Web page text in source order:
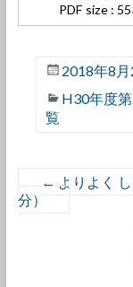
PDF size :
2018年8月
H30年度
覧
← よりよく
分）